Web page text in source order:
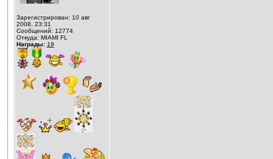
Зарегистрирован: 10 авг
2008, 23:31
Сообщений: 12774
Откуда: MIAMI FL
Награды: 19